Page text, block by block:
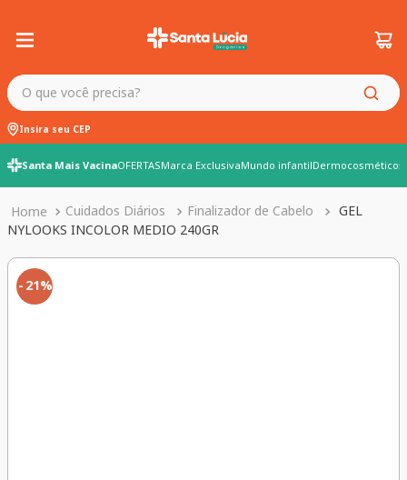
O que você precisa?
Insira seu CEP
Santa Mais VacinaOFERTASMarca ExclusivaMundo infantilDermocosméticos
Cuidados Diários Finalizador de Cabelo
GEL
NYLOOKS INCOLOR MEDIO 240GR
21%